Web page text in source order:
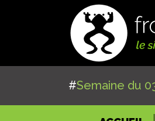
#Semaine du